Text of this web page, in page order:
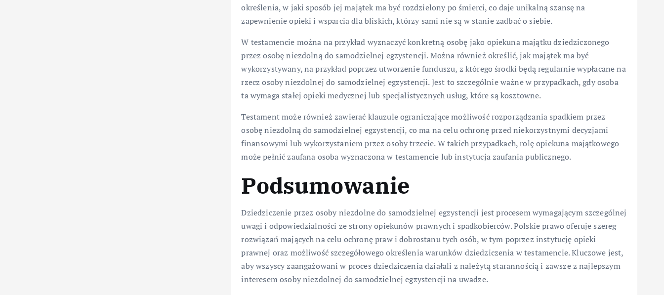
określenia, w jaki sposób jej majątek ma być rozdzielony po śmierci, co daje unikalną szansę na
zapewnienie opieki i wsparcia dla bliskich, którzy sami nie są w stanie zadbać o siebie.
W testamencie można na przykład wyznaczyć konkretną osobę jako opiekuna majątku dziedziczonego
przez osobę niezdolną do samodzielnej egzystencji. Można również określić, jak majątek ma być
wykorzystywany, na przykład poprzez utworzenie funduszu, z którego środki będą regularnie wypłacane na
rzecz osoby niezdolnej do samodzielnej egzystencji. Jest to szczególnie ważne w przypadkach, gdy osoba
ta wymaga stałej opieki medycznej lub specjalistycznych usług, które są kosztowne.
Testament może również zawierać klauzule ograniczające możliwość rozporządzania spadkiem przez
osobę niezdolną do samodzielnej egzystencji, co ma na celu ochronę przed niekorzystnymi decyzjami
finansowymi lub wykorzystaniem przez osoby trzecie. W takich przypadkach, rolę opiekuna majątkowego
może pełnić zaufana osoba wyznaczona w testamencie lub instytucja zaufania publicznego.
Podsumowanie
Dziedziczenie przez osoby niezdolne do samodzielnej egzystencji jest procesem wymagającym szczególnej
uwagi i odpowiedzialności ze strony opiekunów prawnych i spadkobierców. Polskie prawo oferuje szereg
rozwiązań mających na celu ochronę praw i dobrostanu tych osób, w tym poprzez instytucję opieki
prawnej oraz możliwość szczegółowego określenia warunków dziedziczenia w testamencie. Kluczowe jest,
aby wszyscy zaangażowani w proces dziedziczenia działali z należytą starannością i zawsze z najlepszym
interesem osoby niezdolnej do samodzielnej egzystencji na uwadze.